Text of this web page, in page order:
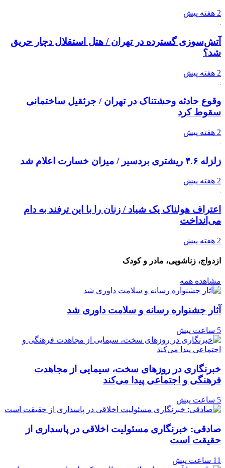
2 هفته پیش
آتش‌سوزی گسترده در تهران / هتل استقلال دچار حریق
شد؟
2 هفته پیش
وقوع حادثه وحشتناک در تهران / جرثقیل ساختمانی
سقوط کرد
2 هفته پیش
زلزله ۴.۶ ریشتری بردسیر / میزان خسارت اعلام شد
2 هفته پیش
اعتراف هولناک یک شیاد / زنان را با این ترفند به دام
می‌انداخت
2 هفته پیش
ازدواج، زناشویی، مادر و کودک
مشاهده همه
آثار جشنواره رسانه و سلامت داوری شد
5 ساعت پیش
خبرنگاری در روزهای سخت، سیمایی از مجاهدت
فرهنگی و اجتماعی پیدا می‌کند
5 ساعت پیش
صادقی: خبرنگاری مسئولیت اخلاقی در پاسداری از
حقیقت است
11 ساعت پیش